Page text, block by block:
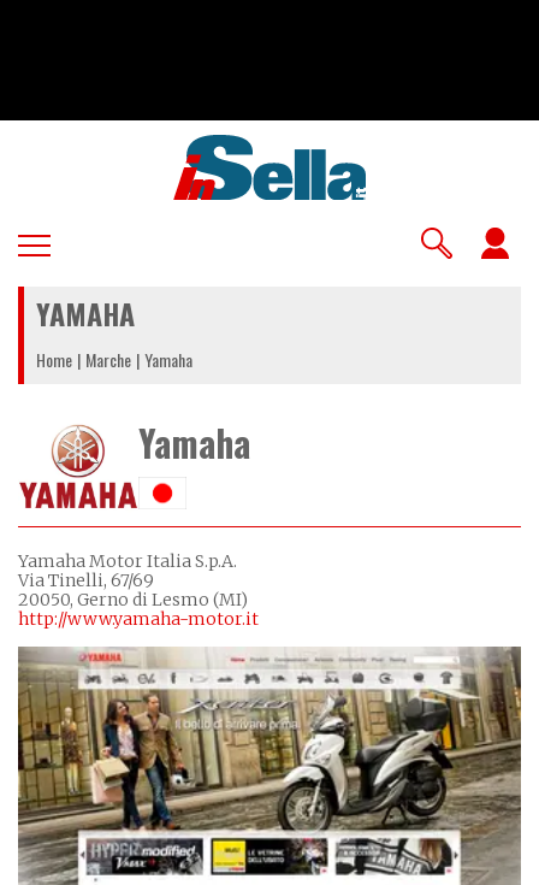
YAMAHA
Home Marche Yamaha
Yamaha
Yamaha Motor Italia S.p.A.
Via Tinelli, 67/69
20050, Gerno di Lesmo (MI)
http://www.yamaha-motor.it